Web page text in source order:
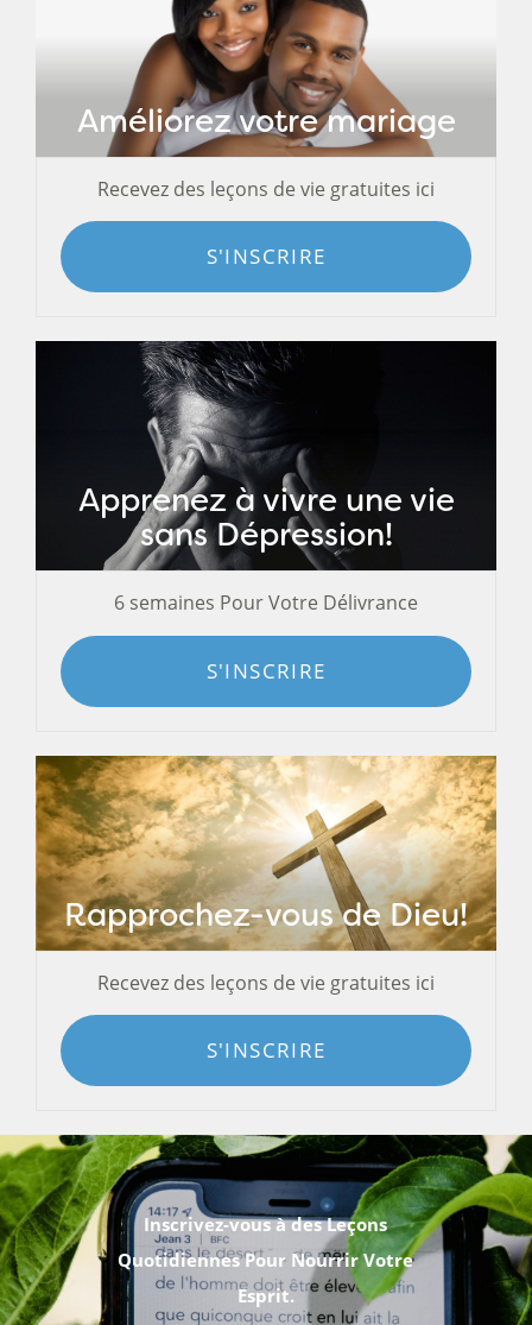
Améliorez votre mariage
Recevez des leçons de vie gratuites ici
S'INSCRIRE
Apprenez à vivre une vie
sans Dépression!
6 semaines Pour Votre Délivrance
S'INSCRIRE
Rapprochez-vous de Dieu!
Recevez des leçons de vie gratuites ici
S'INSCRIRE
Inscrivez-vous à des Leçons
Quotidiennes Pour Nourrir Votre
Esprit.